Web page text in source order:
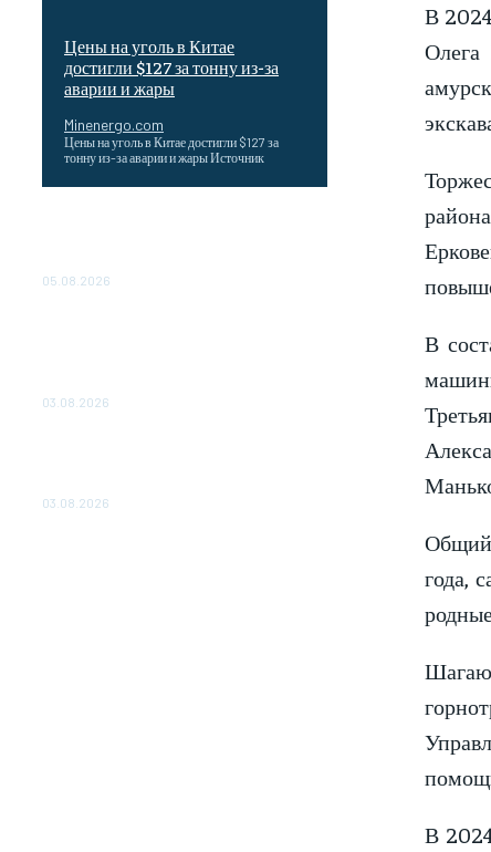
Цены на уголь в Китае
достигли $127 за тонну из-за
аварии и жары
Minenergo.com
Цены на уголь в Китае достигли $127 за
тонну из-за аварии и жары Источник
05.08.2026
03.08.2026
03.08.2026
В
Олега
В
Общий
года,
В